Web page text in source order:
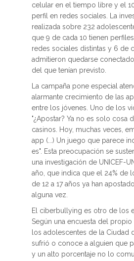
celular en el tiempo libre y el
perfil en redes sociales. La
realizada sobre 232
que 9 de cada 10 tienen
redes sociales distintas y 6 de
admitieron quedarse
del que tenían previsto.
La campaña pone especial
alarmante crecimiento de las
entre los jóvenes. Uno de los
"¿Apostar? Ya no es solo cosa
casinos. Hoy, muchas veces,
app (...) Un juego que parece
es". Esta preocupación se
una investigación de UNICEF-
año, que indica que el 24% de
de 12 a 17 años ya han
alguna vez.
El ciberbullying es otro de los
Según una encuesta del propio
los adolescentes de la Ciudad
sufrió o conoce a alguien que
y un alto porcentaje no lo